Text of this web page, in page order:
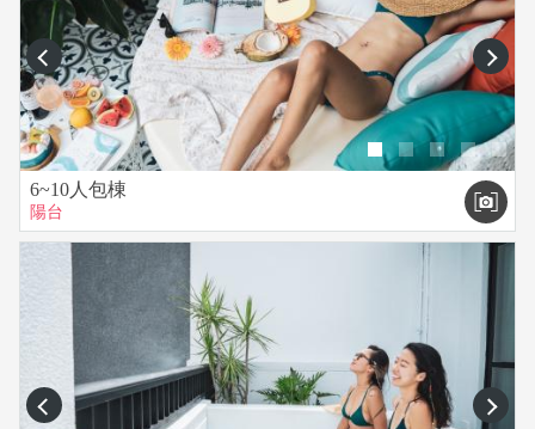
prev next
6~10人包棟
陽台
prev next